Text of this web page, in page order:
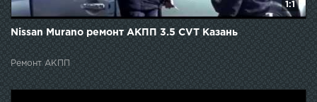
1:1
Nissan Murano ремонт АКПП 3.5 CVT Казань
Ремонт АКПП